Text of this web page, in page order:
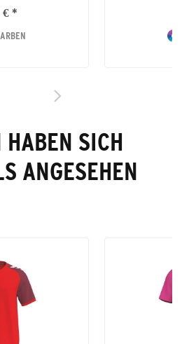
€ *
HABEN SICH
ANGESEHEN